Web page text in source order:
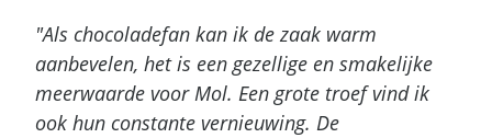
"Als chocoladefan kan ik de zaak warm
aanbevelen, het is een gezellige en smakelijke
meerwaarde voor Mol. Een grote troef vind ik
ook hun constante vernieuwing. De